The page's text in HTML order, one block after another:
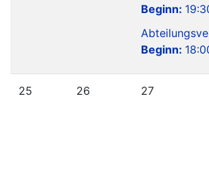
Beginn:
Beginn:
25 26 27